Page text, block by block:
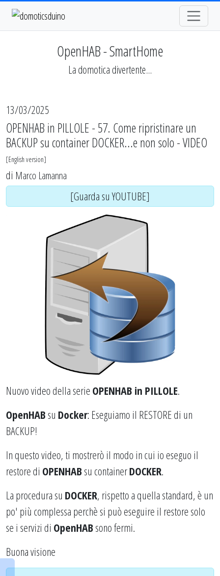
OpenHAB - SmartHome
La domotica divertente...
13/03/2025
OPENHAB in PILLOLE - 57. Come ripristinare un
BACKUP su container DOCKER...e non solo - VIDEO
[English version]
di Marco Lamanna
[Guarda su YOUTUBE]
Nuovo video della serie OPENHAB in PILLOLE.
OpenHAB su Docker: Eseguiamo il RESTORE di un
BACKUP!
In questo video, ti mostrerò il modo in cui io eseguo il
restore di OPENHAB su containerDOCKER.
La procedura su DOCKER, rispetto a quella standard, è un
po' più complessa perchè si può eseguire il restore solo
se i servizi di OpenHAB sono fermi.
Buona visione